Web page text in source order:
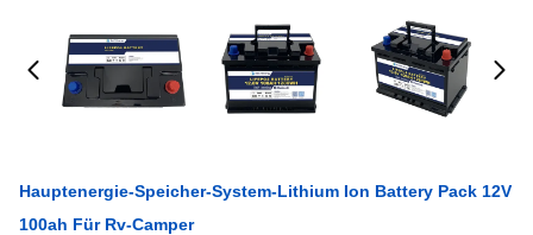
Hauptenergie-Speicher-System-Lithium Ion Battery Pack 12V
100ah Für Rv-Camper